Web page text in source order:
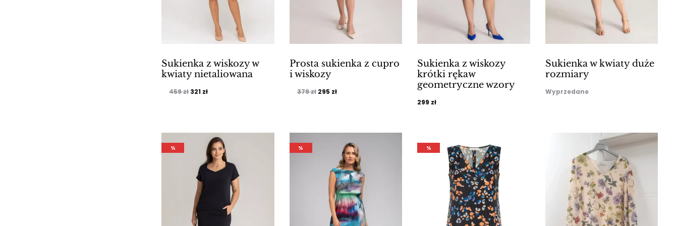
Sukienka z wiskozy w
kwiaty nietaliowana
459zł Pierwotna
321 złAktualna
321 zł.
Prosta sukienka z cupro
i wiskozy
379zł Pierwotna
295 złAktualna
Sukienka z wiskozy
krótki rękaw
geometryczne wzory
299 zł
Sukienka w kwiaty duże
rozmiary
Wyprzedane
% % %